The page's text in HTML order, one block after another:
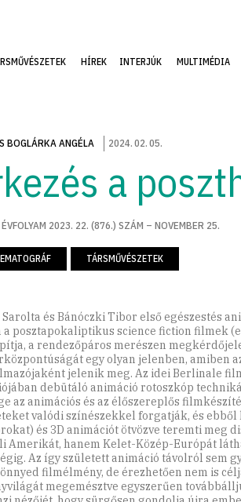
HÍREK INTERJÚK MULTIMÉDIA
BOGLÁRKA ANGÉLA 2024.02.05.
a
2023. 22. (876.) SZÁM – NOVEMBER 25.
TÁRSMŰVÉSZETEK
Sarolta és Bánóczki Tibor első egészestés
a posztapokaliptikus science fiction filmek
a rendezőpáros merészen
egy olyan jelenben, amiben
jelenik meg. Az idei Berlinale
debütáló animáció rotoszkóp
az animációs és az élőszereplős
valódi színészekkel forgatják, és
és 3D animációt ötvözve teremti meg
Amerikát, hanem Kelet-Közép-Európát
Az így született animáció távolról sem
filmélmény, de érezhetően nem is
megemésztve egyszerűen